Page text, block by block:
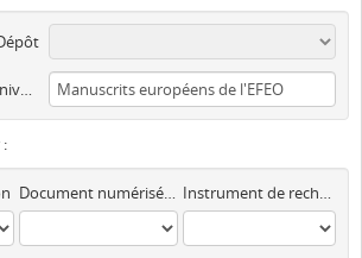
Description de haut niveau
Document numérisé disponible Instrument de recherche